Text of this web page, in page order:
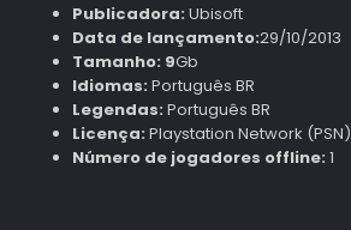
Publicadora: Ubisoft
Data de lançamento:29/10/2013
Tamanho: 9Gb
Idiomas: Português BR
Legendas: Português BR
Licença: Playstation Network (PSN)
Número de jogadores offline: 1